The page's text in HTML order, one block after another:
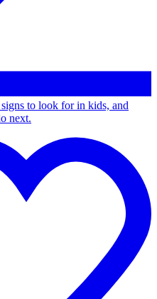
to look for in kids, and
next.